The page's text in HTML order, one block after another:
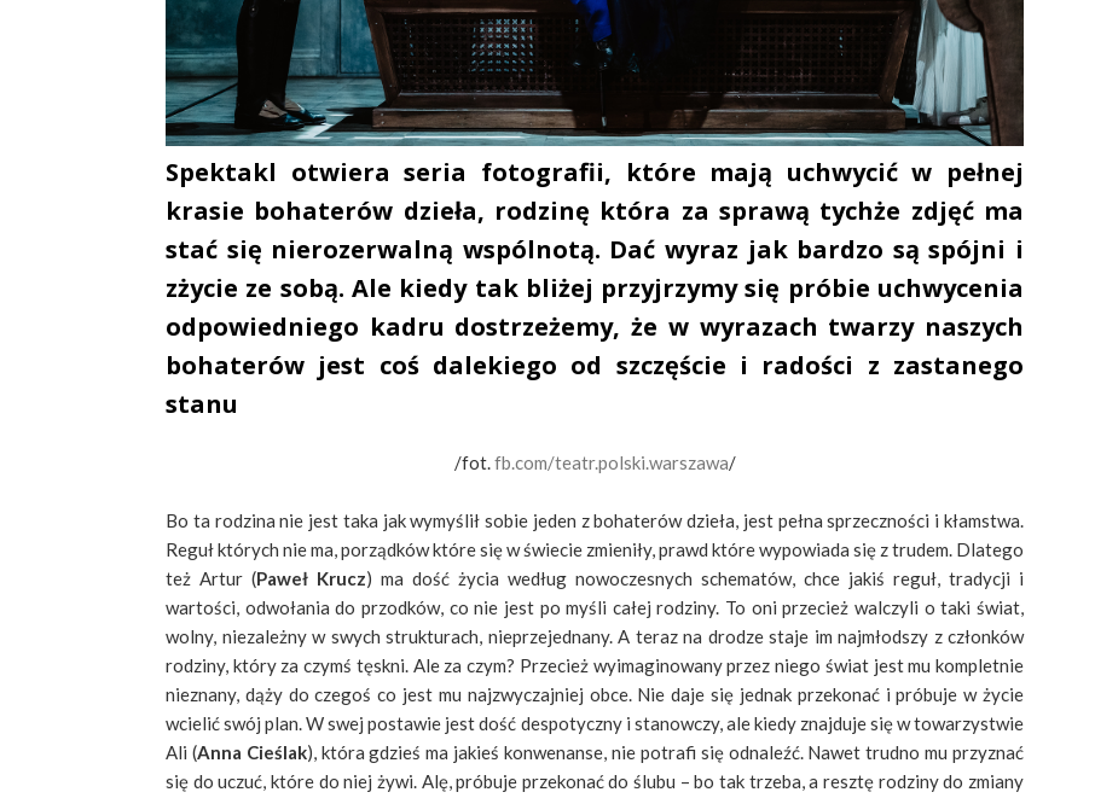
Spektakl otwiera seria fotografii, które mają uchwycić w pełnej
krasie bohaterów dzieła, rodzinę która za sprawą tychże zdjęć ma
stać się nierozerwalną wspólnotą. Dać wyraz jak bardzo są spójni i
zżycie ze sobą. Ale kiedy tak bliżej przyjrzymy się próbie uchwycenia
odpowiedniego kadru dostrzeżemy, że w wyrazach twarzy naszych
bohaterów jest coś dalekiego od szczęście i radości z zastanego
stanu
/fot.fb.com/teatr.polski.warszawa/
Bo ta rodzina nie jest taka jak wymyślił sobie jeden z bohaterów dzieła, jest pełna sprzeczności i kłamstwa.
Reguł których nie ma, porządków które się w świecie zmieniły, prawd które wypowiada się z trudem. Dlatego
też Artur (Paweł Krucz) ma dość życia według nowoczesnych schematów, chce jakiś reguł, tradycji i
wartości, odwołania do przodków, co nie jest po myśli całej rodziny. To oni przecież walczyli o taki świat,
wolny, niezależny w swych strukturach, nieprzejednany. A teraz na drodze staje im najmłodszy z członków
rodziny, który za czymś tęskni. Ale za czym? Przecież wyimaginowany przez niego świat jest mu kompletnie
nieznany, dąży do czegoś co jest mu najzwyczajniej obce. Nie daje się jednak przekonać i próbuje w życie
wcielić swój plan. W swej postawie jest dość despotyczny i stanowczy, ale kiedy znajduje się w towarzystwie
Ali (Anna Cieślak), która gdzieś ma jakieś konwenanse, nie potrafi się odnaleźć. Nawet trudno mu przyznać
się do uczuć, które do niej żywi. Alę, próbuje przekonać do ślubu – bo tak trzeba, a resztę rodziny do zmiany